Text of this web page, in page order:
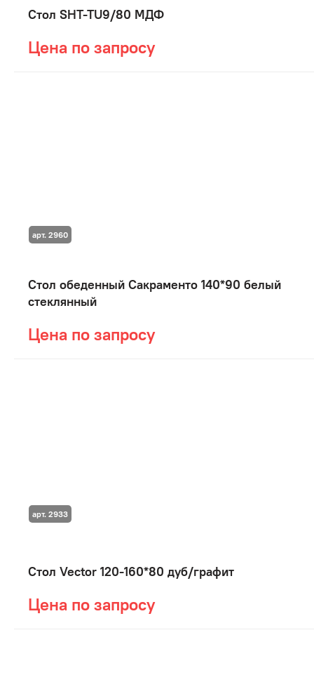
Стол SHT-TU9/80 МДФ
Цена по запросу
Стол обеденный Сакраменто 140*90 белый
стеклянный
Цена по запросу
арт. 2960
Стол Vector 120-160*80 дуб/графит
Цена по запросу
арт. 2933